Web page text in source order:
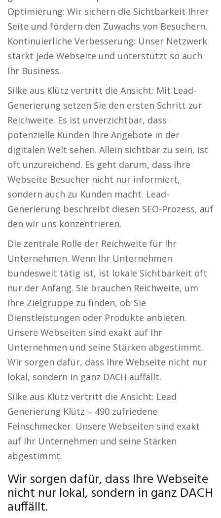
Optimierung: Wir sichern die Sichtbarkeit Ihrer
Seite und fördern den Zuwachs von Besuchern.
Kontinuierliche Verbesserung: Unser Netzwerk
stärkt jede Webseite und unterstützt so auch
Ihr Business.
Silke aus Klütz vertritt die Ansicht: Mit Lead-
Generierung setzen Sie den ersten Schritt zur
Reichweite. Es ist unverzichtbar, dass
potenzielle Kunden Ihre Angebote in der
digitalen Welt sehen. Allein sichtbar zu sein, ist
oft unzureichend. Es geht darum, dass Ihre
Webseite Besucher nicht nur informiert,
sondern auch zu Kunden macht. Lead-
Generierung beschreibt diesen SEO-Prozess, auf
den wir uns konzentrieren.
Die zentrale Rolle der Reichweite für Ihr
Unternehmen. Wenn Ihr Unternehmen
bundesweit tätig ist, ist lokale Sichtbarkeit oft
nur der Anfang. Sie brauchen Reichweite, um
Ihre Zielgruppe zu finden, ob Sie
Dienstleistungen oder Produkte anbieten.
Unsere Webseiten sind exakt auf Ihr
Unternehmen und seine Stärken abgestimmt.
Wir sorgen dafür, dass Ihre Webseite nicht nur
lokal, sondern in ganz DACH auffällt.
Silke aus Klütz vertritt die Ansicht: Lead
Generierung Klütz – 490 zufriedene
Feinschmecker. Unsere Webseiten sind exakt
auf Ihr Unternehmen und seine Stärken
abgestimmt.
Wir sorgen dafür, dass Ihre Webseite
nicht nur lokal, sondern in ganz DACH
auffällt.